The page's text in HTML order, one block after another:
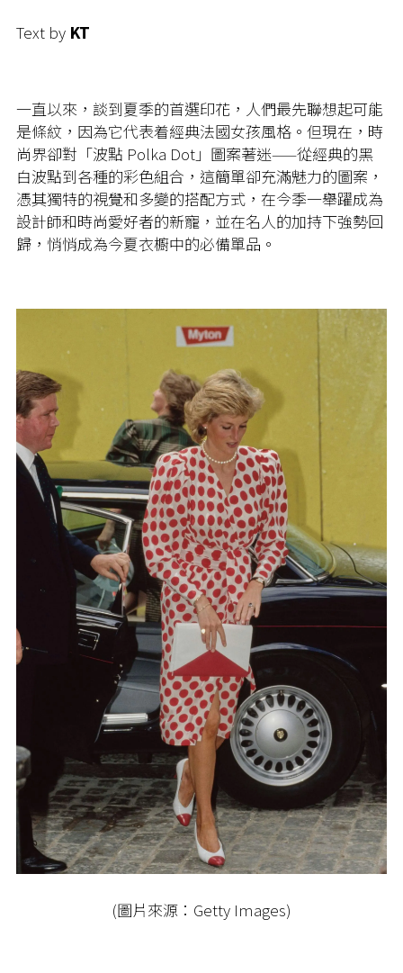
Text by KT
一直以來，談到夏季的首選印花，人們最先聯想起可能
是條紋，因為它代表着經典法國女孩風格。但現在，時
尚界卻對「波點 Polka Dot」圖案著迷——從經典的黑
白波點到各種的彩色組合，這簡單卻充滿魅力的圖案，
憑其獨特的視覺和多變的搭配方式，在今季一舉躍成為
設計師和時尚愛好者的新寵，並在名人的加持下強勢回
歸，悄悄成為今夏衣櫥中的必備單品。
(圖片來源：Getty Images)